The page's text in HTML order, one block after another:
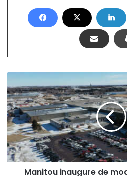
Manitou
inaugure
de
modernise
à
Madison
Manitou inaugure de